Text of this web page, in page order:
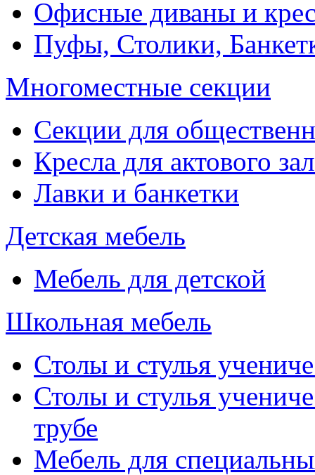
Офисные диваны и
Пуфы, Столики,
Многоместные секции
Секции для
Кресла для актового
Лавки и банкетки
Детская мебель
Мебель для детской
Школьная мебель
Столы и стулья
Столы и стулья
трубе
Мебель для